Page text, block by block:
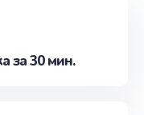
за 30 мин.